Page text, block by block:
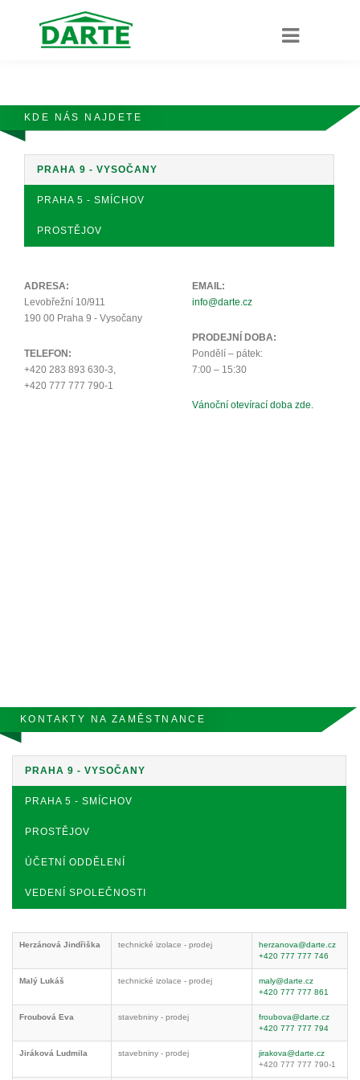
KDE NÁS NAJDETE
PRAHA 9 - VYSOČANY
PRAHA 5 - SMÍCHOV
PROSTĚJOV
ADRESA:
Levobřežní 10/911
190 00 Praha 9 - Vysočany
TELEFON:
+420 283 893 630-3,
+420 777 777 790-1
EMAIL:
info@darte.cz
PRODEJNÍ DOBA:
Pondělí – pátek:
7:00 – 15:30
Vánoční otevírací doba zde.
KONTAKTY NA ZAMĚSTNANCE
PRAHA 9 - VYSOČANY
PRAHA 5 - SMÍCHOV
PROSTĚJOV
ÚČETNÍ ODDĚLENÍ
VEDENÍ SPOLEČNOSTI
Herzánová Jindřiška technické izolace - prodej
herzanova@darte.cz
+420 777 777 746
Malý Lukáš technické izolace - prodej
maly@darte.cz
+420 777 777 861
Froubová Eva stavebniny - prodej
froubova@darte.cz
+420 777 777 794
Jiráková Ludmila stavebniny - prodej
jirakova@darte.cz
+420 777 777 790-1